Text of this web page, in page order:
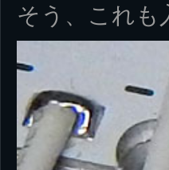
そう、これも